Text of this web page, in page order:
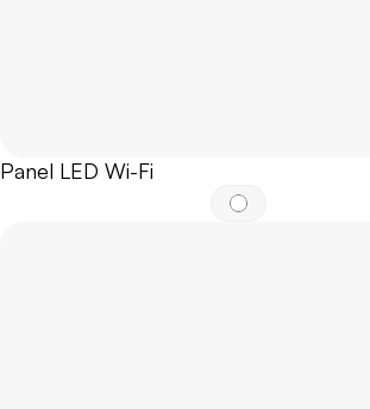
Panel LED Wi-Fi